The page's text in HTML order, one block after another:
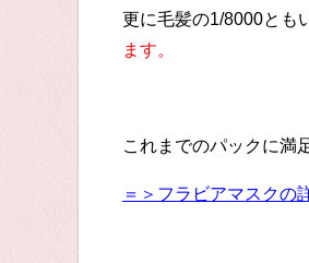
更に毛髪の1/8000とも
ます。
これまでのパックに満
＝＞フラビアマスクの